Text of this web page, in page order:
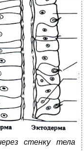
стенку тела